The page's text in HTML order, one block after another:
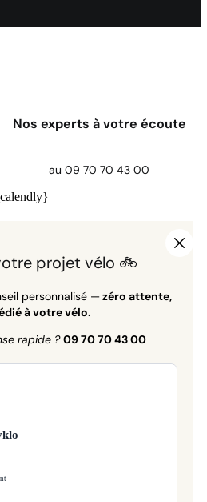
Nos experts à votre écoute
au 09 70 70 43 00
projet vélo 🚲
personnalisé —zéro attente,
à votre vélo.
rapide ? 09 70 70 43 00